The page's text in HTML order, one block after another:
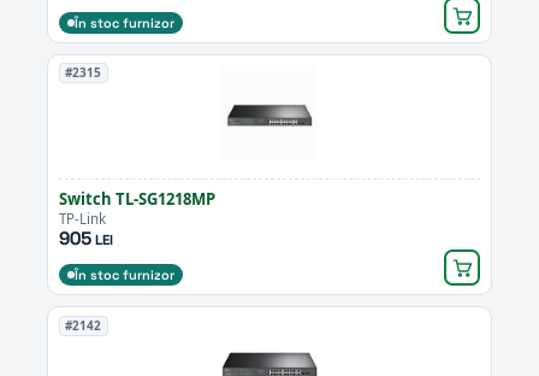
În stoc furnizor
#2315
Switch TL-SG1218MP
TP-Link
905LEI
În stoc furnizor
#2142